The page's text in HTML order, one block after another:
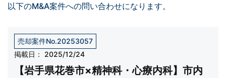
以下のM&A案件への問い合わせになります。
売却案件No.20253057
掲載日：
2025/12/24
【岩手県花巻市×精神科・心療内科】市内